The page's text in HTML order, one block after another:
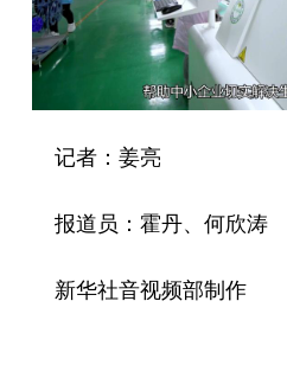
记者：姜亮
报道员：霍丹、何欣涛
新华社音视频部制作